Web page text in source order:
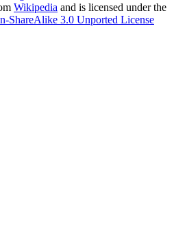
Wikipedia and is licensed under the
ShareAlike 3.0 Unported License